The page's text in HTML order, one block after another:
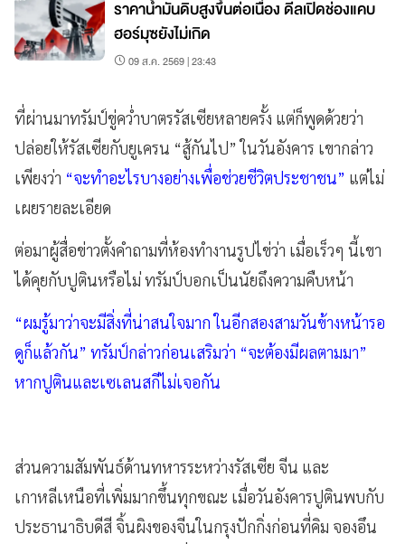
ราคาน้ำมันดิบสูงขึ้นต่อเนื่อง ดีลเปิดช่องแคบ
ฮอร์มุซยังไม่เกิด
09 ส.ค. 2569 | 23:43
ที่ผ่านมาทรัมป์ขู่คว่ำบาตรรัสเซียหลายครั้ง แต่ก็พูดด้วยว่า
ปล่อยให้รัสเซียกับยูเครน “สู้กันไป” ในวันอังคาร เขากล่าว
เพียงว่า “จะทำอะไรบางอย่างเพื่อช่วยชีวิตประชาชน” แต่ไม่
เผยรายละเอียด
ต่อมาผู้สื่อข่าวตั้งคำถามที่ห้องทำงานรูปไข่ว่า เมื่อเร็วๆ นี้เขา
ได้คุยกับปูตินหรือไม่ ทรัมป์บอกเป็นนัยถึงความคืบหน้า
“ผมรู้มาว่าจะมีสิ่งที่น่าสนใจมาก ในอีกสองสามวันข้างหน้ารอ
ดูก็แล้วกัน” ทรัมป์กล่าวก่อนเสริมว่า “จะต้องมีผลตามมา”
หากปูตินและเซเลนสกีไม่เจอกัน
ส่วนความสัมพันธ์ด้านทหารระหว่างรัสเซีย จีน และ
เกาหลีเหนือที่เพิ่มมากขึ้นทุกขณะ เมื่อวันอังคารปูตินพบกับ
ประธานาธิบดีสี จิ้นผิงของจีนในกรุงปักกิ่งก่อนที่คิม จองอึน